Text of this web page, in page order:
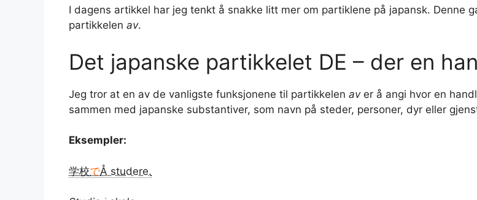
I dagens artikkel har jeg tenkt å snakke litt mer om partiklene på japansk. Denne
partikkelen av.
Det japanske partikkelet DE – der en
Jeg tror at en av de vanligste funksjonene til partikkelen av er å angi hvor en
sammen med japanske substantiver, som navn på steder, personer, dyr eller
Eksempler:
学校でÅ studere.